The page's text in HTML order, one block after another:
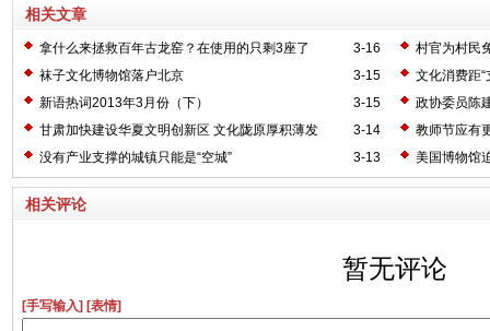
相关文章
3-16
拿什么来拯救百年古龙窑？在使用的只剩3座了
村官为村民
3-15
袜子文化博物馆落户北京
文化消费距“
3-15
新语热词2013年3月份（下）
政协委员陈
3-14
甘肃加快建设华夏文明创新区 文化陇原厚积薄发
教师节应有
3-13
没有产业支撑的城镇只能是“空城” 美国博物馆
相关评论
暂无评论
[手写输入] [表情]